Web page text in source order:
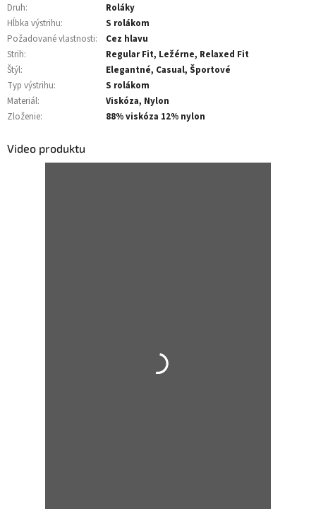
Druh:
Roláky
Hĺbka výstrihu:
S rolákom
Požadované vlastnosti:
Cez hlavu
Strih:
Regular Fit, Ležérne, Relaxed Fit
Štýl:
Elegantné, Casual, Športové
Typ výstrihu:
S rolákom
Materiál:
Viskóza, Nylon
Zloženie: 88% viskóza 12% nylon
Video produktu